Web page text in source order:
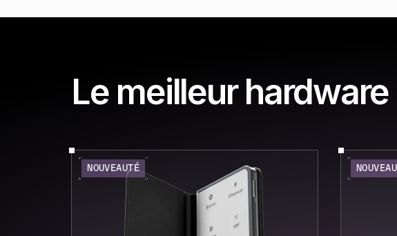
Le meilleur
NOUVEAUTÉ